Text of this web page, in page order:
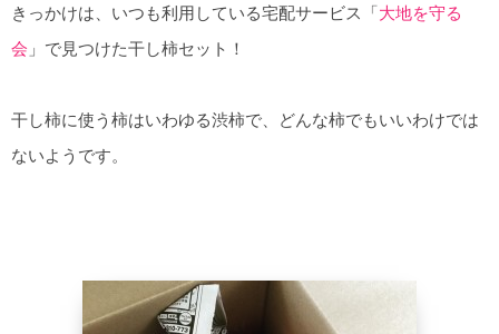
きっかけは、いつも利用している宅配サービス「大地を守る
会 」で見つけた干し柿セット！
干し柿に使う柿はいわゆる渋柿で、どんな柿でもいいわけでは
ないようです。